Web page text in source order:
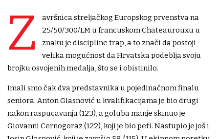
Z
avršnica streljačkog Europskog prvenstva na
25/50/300/LM u francuskom Chateaurouxu u
znaku je discipline trap, a to znači da postoji
velika mogućnost da Hrvatska podeblja svoju
brojku osvojenih medalja, što se i obistinilo.
Imali smo čak dva predstavnika u pojedinačnom finalu
seniora. Anton Glasnović u kvalifikacijama je bio drugi
nakon raspucavanja (123), a goluba manje skinuo je
Giovanni Cernogoraz (122), koji je bio peti. Nastupio je još i